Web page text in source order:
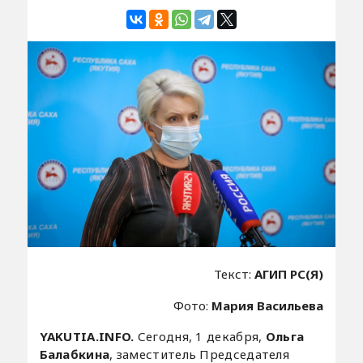
Текст:АГИП РС(Я)
Фото: Мария Васильева
YAKUTIA.INFO. Сегодня, 1 декабря, Ольга
Балабкина, заместитель Председателя